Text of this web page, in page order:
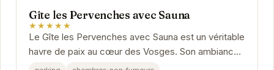
Gîte les Pervenches avec Sauna
★★★★★
Le Gîte les Pervenches avec Sauna est un véritable
havre de paix au cœur des Vosges. Son ambiance
chaleureuse et ses équipements modernes vous...